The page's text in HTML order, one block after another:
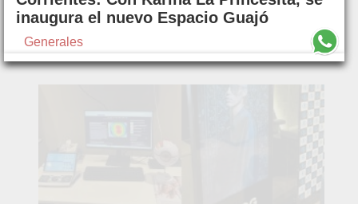
inaugura el nuevo Espacio Guajó
Generales